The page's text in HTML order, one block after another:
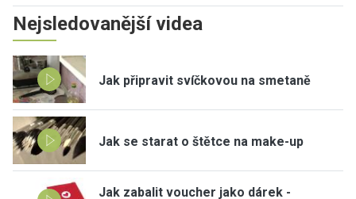
Nejsledovanější videa
Jak připravit svíčkovou na smetaně
Jak se starat o štětce na make-up
Jak zabalit voucher jako dárek -